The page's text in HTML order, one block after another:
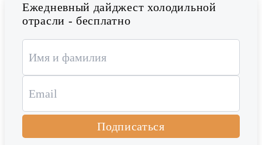
Ежедневный дайджест холодильной
отрасли - бесплатно
Подписаться